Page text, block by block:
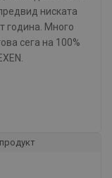
ниската
година. Много
сега на 100%